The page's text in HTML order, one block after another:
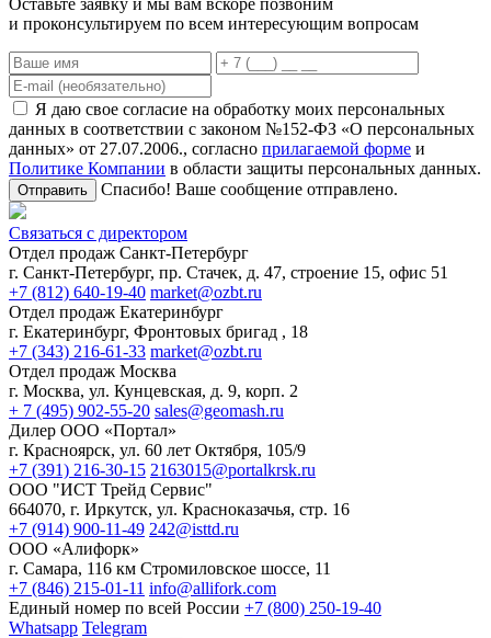
Оставьте заявку и мы вам вскоре позвоним
и проконсультируем по всем интересующим вопросам
Я даю свое согласие на обработку моих персональных
данных в соответствии с законом №152-ФЗ «О персональных
данных» от 27.07.2006., согласно прилагаемой форме и
Политике Компании в области защиты персональных данных.
Отправить Спасибо! Ваше сообщение отправлено.
Связаться с директором
Отдел продаж Санкт-Петербург
г. Санкт-Петербург, пр. Стачек, д. 47, строение 15, офис 51
+7 (812) 640-19-40 market@ozbt.ru
Отдел продаж Екатеринбург
г. Екатеринбург, Фронтовых бригад , 18
+7 (343) 216-61-33 market@ozbt.ru
Отдел продаж Москва
г. Москва, ул. Кунцевская, д. 9, корп. 2
+ 7 (495) 902-55-20 sales@geomash.ru
Дилер ООО «Портал»
г. Красноярск, ул. 60 лет Октября, 105/9
+7 (391) 216-30-15 2163015@portalkrsk.ru
ООО "ИСТ Трейд Сервис"
664070, г. Иркутск, ул. Красноказачья, стр. 16
+7 (914) 900-11-49 242@isttd.ru
ООО «Алифорк»
г. Самара, 116 км Стромиловское шоссе, 11
+7 (846) 215-01-11 info@allifork.com
Единый номер по всей России +7 (800) 250-19-40
Whatsapp Telegram